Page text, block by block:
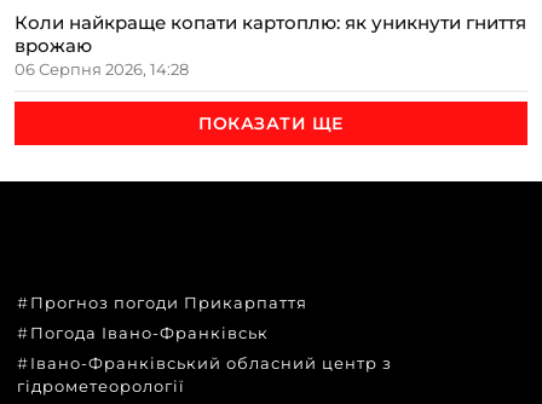
Коли найкраще копати картоплю: як уникнути гниття
врожаю
06 Серпня 2026, 14:28
ПОКАЗАТИ ЩЕ
Прогноз погоди Прикарпаття
Погода Івано-Франківськ
Івано-Франківський обласний центр з
гідрометеорології